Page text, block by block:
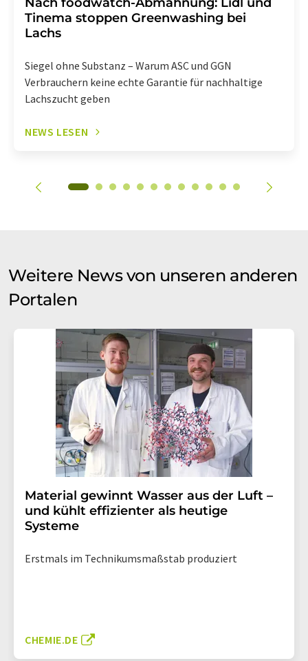
Tinema stoppen Greenwashing bei
Lachs
Siegel ohne Substanz – Warum ASC und GGN
Verbrauchern keine echte Garantie für nachhaltige
Lachszucht geben
NEWS LESEN
Weitere News von unseren anderen
Portalen
Material gewinnt Wasser aus der Luft –
und kühlt effizienter als heutige
Systeme
Erstmals im Technikumsmaßstab produziert
CHEMIE.DE